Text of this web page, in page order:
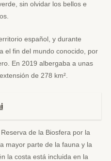
sin olvidar los bellos e
español, y durante
el fin del mundo conocido, por
En 2019 albergaba a unas
de 278 km².
de la Biosfera por la
mayor parte de la fauna y la
la costa está incluida en la